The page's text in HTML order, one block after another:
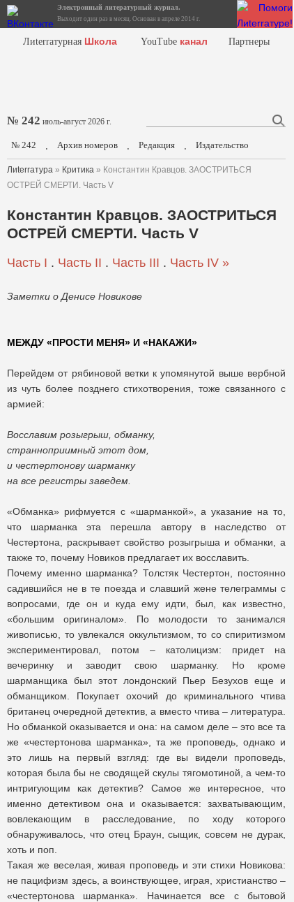
Электронный литературный журнал.
Выходит один раз в месяц. Основан в апреле 2014 г.
Лиterraтурная Школа YouTube канал Партнеры
№ 242 июль-август 2026 г.
№ 242 . Архив номеров . Редакция . Издательство
Лиterraтура » Критика » Константин Кравцов. ЗАОСТРИТЬСЯ
ОСТРЕЙ СМЕРТИ. Часть V
Константин Кравцов. ЗАОСТРИТЬСЯ
ОСТРЕЙ СМЕРТИ. Часть V
Часть I . Часть II . Часть III . Часть IV »
Заметки о Денисе Новикове
МЕЖДУ «ПРОСТИ МЕНЯ» И «НАКАЖИ»
Перейдем от рябиновой ветки к упомянутой выше вербной
из чуть более позднего стихотворения, тоже связанного с
армией:
Восславим розыгрыш, обманку,
странноприимный этот дом,
и честертонову шарманку
на все регистры заведем.
«Обманка» рифмуется с «шарманкой», а указание на то,
что шарманка эта перешла автору в наследство от
Честертона, раскрывает свойство розыгрыша и обманки, а
также то, почему Новиков предлагает их восславить.
Почему именно шарманка? Толстяк Честертон, постоянно
садившийся не в те поезда и славший жене телеграммы с
вопросами, где он и куда ему идти, был, как известно,
«большим оригиналом». По молодости то занимался
живописью, то увлекался оккультизмом, то со спиритизмом
экспериментировал, потом – католицизм: придет на
вечеринку и заводит свою шарманку. Но кроме
шарманщика был этот лондонский Пьер Безухов еще и
обманщиком. Покупает охочий до криминального чтива
британец очередной детектив, а вместо чтива – литература.
Но обманкой оказывается и она: на самом деле – это все та
же «честертонова шарманка», та же проповедь, однако и
это лишь на первый взгляд: где вы видели проповедь,
которая была бы не сводящей скулы тягомотиной, а чем-то
интригующим как детектив? Самое же интересное, что
именно детективом она и оказывается: захватывающим,
вовлекающим в расследование, по ходу которого
обнаруживалось, что отец Браун, сыщик, совсем не дурак,
хоть и поп.
Такая же веселая, живая проповедь и эти стихи Новикова:
не пацифизм здесь, а воинствующее, играя, христианство –
«честертонова шарманка». Начинается все с бытовой